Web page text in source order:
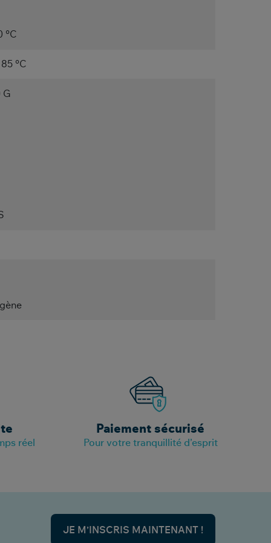
°C
°C
G
réel
Paiement sécurisé
Pour votre tranquillité d’esprit
JE M’INSCRIS MAINTENANT !